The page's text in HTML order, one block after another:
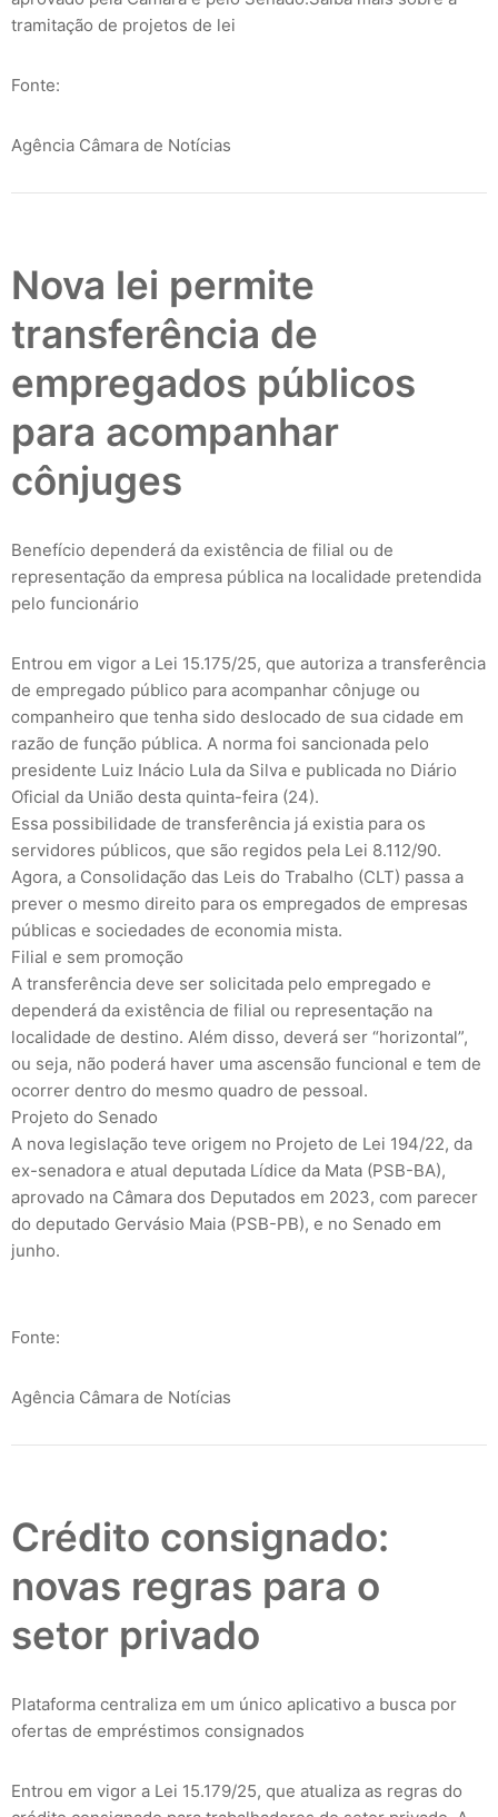
tramitação de projetos de lei
Fonte:
Agência Câmara de Notícias
Nova lei permite
transferência de
empregados públicos
para acompanhar
cônjuges
Benefício dependerá da existência de filial ou de
representação da empresa pública na localidade pretendida
pelo funcionário
Entrou em vigor a Lei 15.175/25, que autoriza a transferência
de empregado público para acompanhar cônjuge ou
companheiro que tenha sido deslocado de sua cidade em
razão de função pública. A norma foi sancionada pelo
presidente Luiz Inácio Lula da Silva e publicada no Diário
Oficial da União desta quinta-feira (24).
Essa possibilidade de transferência já existia para os
servidores públicos, que são regidos pela Lei 8.112/90.
Agora, a Consolidação das Leis do Trabalho (CLT) passa a
prever o mesmo direito para os empregados de empresas
públicas e sociedades de economia mista.
Filial e sem promoção
A transferência deve ser solicitada pelo empregado e
dependerá da existência de filial ou representação na
localidade de destino. Além disso, deverá ser “horizontal”,
ou seja, não poderá haver uma ascensão funcional e tem de
ocorrer dentro do mesmo quadro de pessoal.
Projeto do Senado
A nova legislação teve origem no Projeto de Lei 194/22, da
ex-senadora e atual deputada Lídice da Mata (PSB-BA),
aprovado na Câmara dos Deputados em 2023, com parecer
do deputado Gervásio Maia (PSB-PB), e no Senado em
junho.
Fonte:
Agência Câmara de Notícias
Crédito consignado:
novas regras para o
setor privado
Plataforma centraliza em um único aplicativo a busca por
ofertas de empréstimos consignados
Entrou em vigor a Lei 15.179/25, que atualiza as regras do